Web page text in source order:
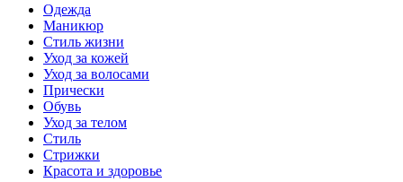
Одежда
Маникюр
Стиль жизни
Уход за кожей
Уход за волосами
Прически
Обувь
Уход за телом
Стиль
Стрижки
Красота и здоровье